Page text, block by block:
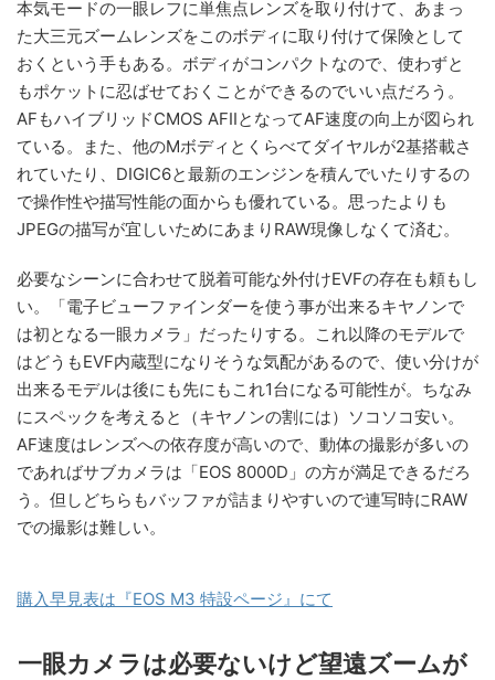
本気モードの一眼レフに単焦点レンズを取り付けて、あまっ
た大三元ズームレンズをこのボディに取り付けて保険として
おくという手もある。ボディがコンパクトなので、使わずと
もポケットに忍ばせておくことができるのでいい点だろう。
AFもハイブリッドCMOS AFIIとなってAF速度の向上が図られ
ている。また、他のMボディとくらべてダイヤルが2基搭載さ
れていたり、DIGIC6と最新のエンジンを積んでいたりするの
で操作性や描写性能の面からも優れている。思ったよりも
JPEGの描写が宜しいためにあまりRAW現像しなくて済む。
必要なシーンに合わせて脱着可能な外付けEVFの存在も頼もし
い。「電子ビューファインダーを使う事が出来るキヤノンで
は初となる一眼カメラ」だったりする。これ以降のモデルで
はどうもEVF内蔵型になりそうな気配があるので、使い分けが
出来るモデルは後にも先にもこれ1台になる可能性が。ちなみ
にスペックを考えると（キヤノンの割には）ソコソコ安い。
AF速度はレンズへの依存度が高いので、動体の撮影が多いの
であればサブカメラは「EOS 8000D」の方が満足できるだろ
う。但しどちらもバッファが詰まりやすいので連写時にRAW
での撮影は難しい。
購入早見表は『EOS M3 特設ページ』にて
一眼カメラは必要ないけど望遠ズームが